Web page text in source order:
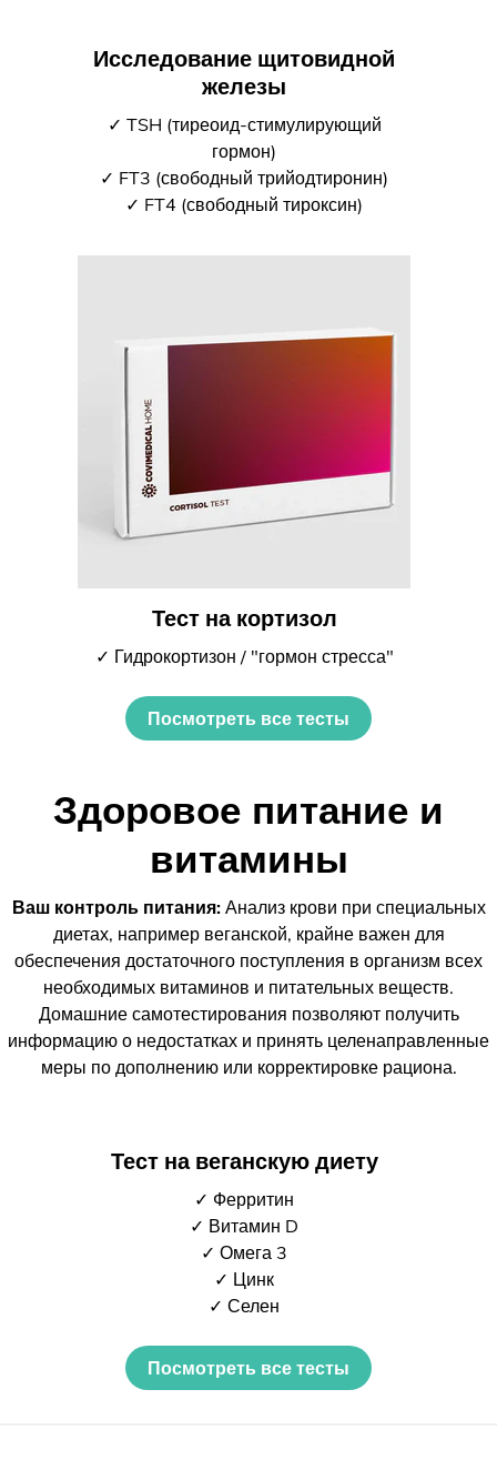
Исследование щитовидной
железы
✓ TSH (тиреоид-стимулирующий
гормон)
✓ FT3 (свободный трийодтиронин)
✓ FT4 (свободный тироксин)
Тест на кортизол
✓ Гидрокортизон / "гормон стресса"
Посмотреть все тесты
Здоровое питание и
витамины
Ваш контроль питания:Анализ крови при специальных
диетах, например веганской, крайне важен для
обеспечения достаточного поступления в организм всех
необходимых витаминов и питательных веществ.
Домашние самотестирования позволяют получить
информацию о недостатках и принять целенаправленные
меры по дополнению или корректировке рациона.
Тест на веганскую диету
✓ Ферритин
✓ Витамин D
✓ Омега 3
✓ Цинк
✓ Селен
Посмотреть все тесты